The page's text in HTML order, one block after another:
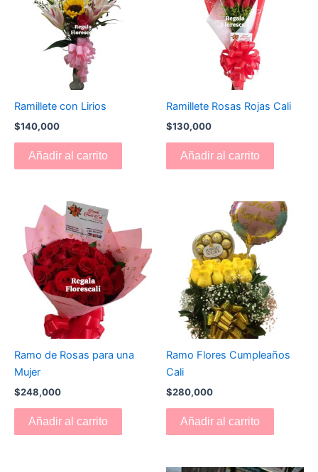
Ramillete con Lirios
$140,000
Añadir al carrito
Ramillete Rosas Rojas Cali
$130,000
Añadir al carrito
Ramo de Rosas para una
Mujer
$248,000
Añadir al carrito
Ramo Flores Cumpleaños
Cali
$280,000
Añadir al carrito